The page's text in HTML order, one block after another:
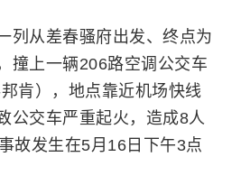
列从差春骚府出发、终点为
撞上一辆206路空调公交车
邦肯），地点靠近机场快线
公交车严重起火，造成8人
故发生在5月16日下午3点